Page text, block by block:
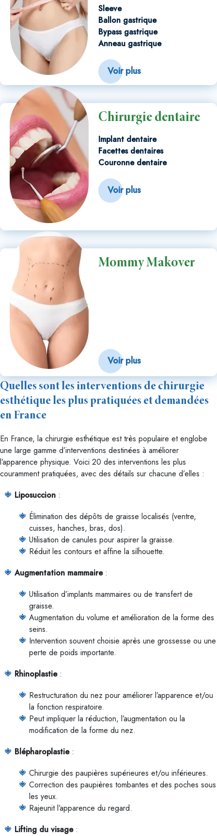
Sleeve
Ballon gastrique
Bypass gastrique
Anneau gastrique
Voir plus
Chirurgie dentaire
Implant dentaire
Facettes dentaires
Couronne dentaire
Voir plus
Mommy Makover
Voir plus
Quelles sont les interventions de chirurgie
esthétique les plus pratiquées et demandées
en France
En France, la chirurgie esthétique est très populaire et englobe
une large gamme d’interventions destinées à améliorer
l’apparence physique. Voici 20 des interventions les plus
couramment pratiquées, avec des détails sur chacune d’elles :
Liposuccion :
Élimination des dépôts de graisse localisés (ventre,
cuisses, hanches, bras, dos).
Utilisation de canules pour aspirer la graisse.
Réduit les contours et affine la silhouette.
Augmentation mammaire:
Utilisation d’implants mammaires ou de transfert de
graisse.
Augmentation du volume et amélioration de la forme des
seins.
Intervention souvent choisie après une grossesse ou une
perte de poids importante.
Rhinoplastie:
Restructuration du nez pour améliorer l’apparence et/ou
la fonction respiratoire.
Peut impliquer la réduction, l’augmentation ou la
modification de la forme du nez.
Blépharoplastie:
Chirurgie des paupières supérieures et/ou inférieures.
Correction des paupières tombantes et des poches sous
les yeux.
Rajeunit l’apparence du regard.
Lifting du visage: